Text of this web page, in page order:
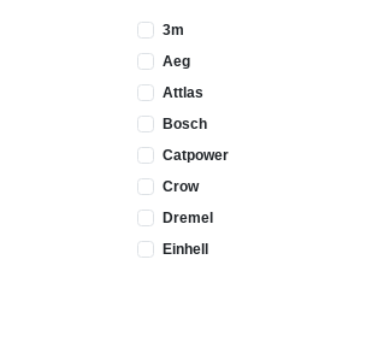
3m
Aeg
Attlas
Bosch
Catpower
Crow
Dremel
Einhell